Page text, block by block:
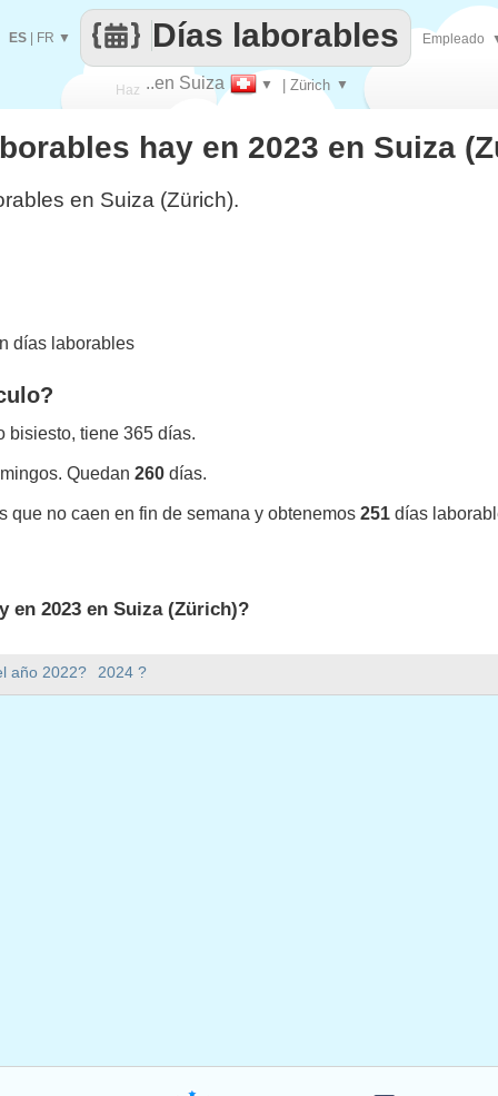
Haz
que
..en Suiza ▼ | Zürich ▼
Días laborables
ES FR ▼ Empleado
año 2022? 2024 ?
hay en 2023 en Suiza
en Suiza (Zürich).
días laborables
bisiesto, tiene 365 días.
Quedan 260 días.
que no caen en fin de semana y obtenemos 251 días
en 2023 en Suiza (Zürich)?